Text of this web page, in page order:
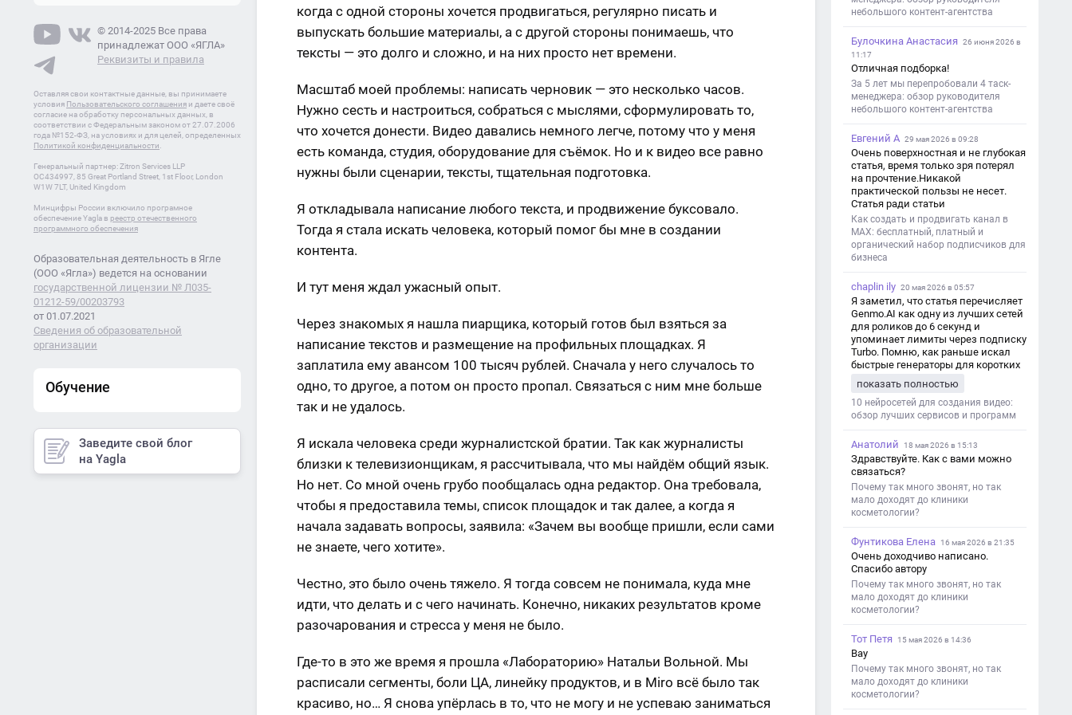
когда с одной стороны хочется продвигаться, регулярно писать и
выпускать большие материалы, а с другой стороны понимаешь, что
тексты — это долго и сложно, и на них просто нет времени.
Масштаб моей проблемы: написать черновик — это несколько часов.
Нужно сесть и настроиться, собраться с мыслями, сформулировать то,
что хочется донести. Видео давались немного легче, потому что у меня
есть команда, студия, оборудование для съёмок. Но и к видео все равно
нужны были сценарии, тексты, тщательная подготовка.
Я откладывала написание любого текста, и продвижение буксовало.
Тогда я стала искать человека, который помог бы мне в создании
контента.
И тут меня ждал ужасный опыт.
Через знакомых я нашла пиарщика, который готов был взяться за
написание текстов и размещение на профильных площадках. Я
заплатила ему авансом 100 тысяч рублей. Сначала у него случалось то
одно, то другое, а потом он просто пропал. Связаться с ним мне больше
так и не удалось.
Я искала человека среди журналистской братии. Так как журналисты
близки к телевизионщикам, я рассчитывала, что мы найдём общий язык.
Но нет. Со мной очень грубо пообщалась одна редактор. Она требовала,
чтобы я предоставила темы, список площадок и так далее, а когда я
начала задавать вопросы, заявила: «Зачем вы вообще пришли, если сами
не знаете, чего хотите».
Честно, это было очень тяжело. Я тогда совсем не понимала, куда мне
идти, что делать и с чего начинать. Конечно, никаких результатов кроме
разочарования и стресса у меня не было.
Где-то в это же время я прошла «Лабораторию» Натальи Вольной. Мы
расписали сегменты, боли ЦА, линейку продуктов, и в Miro всё было так
красиво, но… Я снова упёрлась в то, что не могу и не успеваю заниматься
© 2014-2025 Все права
принадлежат ООО «ЯГЛА»
Реквизиты и правила
Оставляя свои контактные данные, вы принимаете
условия Пользовательского соглашения и даете своё
согласие на обработку персональных данных, в
соответствии с Федеральным законом от 27.07.2006
года №152-ФЗ, на условиях и для целей, определенных
Политикой конфиденциальности
Генеральный партнер: Zitron Services LLP
OC434997, 85 Great Portland Street, 1st Floor, London
W1W 7LT, United Kingdom
Минцифры России включило програмное
обеспечение Yagla в реестр отечественного
программного обеспечения
Образовательная деятельность в Ягле
(ООО «Ягла») ведется на основании
государственной лицензии № Л035-
01212-59/00203793
от 01.07.2021
Сведения об образовательной
организации
Обучение
Заведите свой блог
на Yagla
небольшого контент-агентства
Булочкина Анастасия
26 июня 2026 в
11:17
Отличная подборка!
За 5 лет мы перепробовали 4 таск-
менеджера: обзор руководителя
небольшого контент-агентства
Евгений А 29 мая 2026 в 09:28
Очень поверхностная и не глубокая
статья, время только зря потерял
на прочтение.Никакой
практической пользы не несет.
Статья ради статьи
Как создать и продвигать канал в
MAX: бесплатный, платный и
органический набор подписчиков для
бизнеса
chaplin ily 20 мая 2026 в 05:57
Я заметил, что статья перечисляет
Genmo.AI как одну из лучших сетей
для роликов до 6 секунд и
упоминает лимиты через подписку
Turbo. Помню, как раньше искал
быстрые генераторы для коротких
такой обзор именно с акцентом на
ограничения и подпись. Image V2
показать полностью
10 нейросетей для создания видео:
обзор лучших сервисов и программ
Анатолий 18 мая 2026 в 15:13
Здравствуйте. Как с вами можно
связаться?
Почему так много звонят, но так
мало доходят до клиники
косметологии?
Фунтикова Елена 16 мая 2026 в 21:35
Очень доходчиво написано.
Спасибо автору
Почему так много звонят, но так
мало доходят до клиники
косметологии?
Тот Петя 15 мая 2026 в 14:36
Вау
Почему так много звонят, но так
мало доходят до клиники
косметологии?